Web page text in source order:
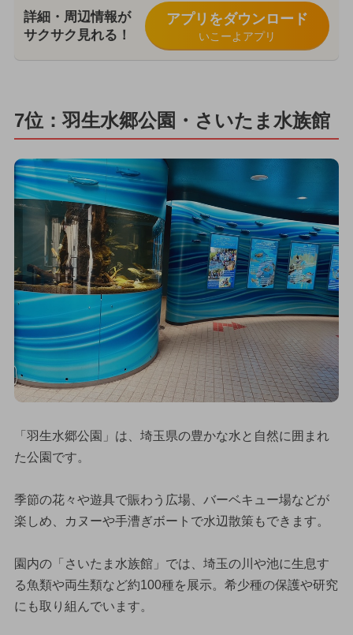
詳細・周辺情報が
サクサク見れる！
アプリをダウンロード
いこーよアプリ
7位：羽生水郷公園・さいたま水族館
「羽生水郷公園」は、埼玉県の豊かな水と自然に囲まれ
た公園です。
季節の花々や遊具で賑わう広場、バーベキュー場などが
楽しめ、カヌーや手漕ぎボートで水辺散策もできます。
園内の「さいたま水族館」では、埼玉の川や池に生息す
る魚類や両生類など約100種を展示。希少種の保護や研究
にも取り組んでいます。